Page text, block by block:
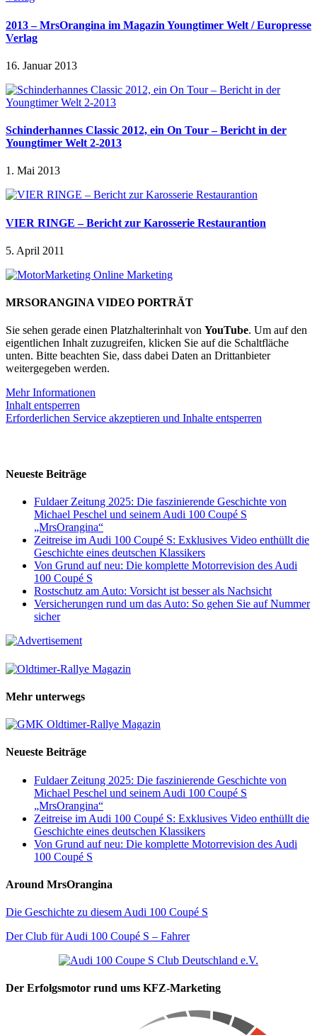
2013 – MrsOrangina im Magazin Youngtimer Welt / Europresse
Verlag
16. Januar 2013
Schinderhannes Classic 2012, ein On Tour – Bericht in der
Youngtimer Welt 2-2013
1. Mai 2013
VIER RINGE – Bericht zur Karosserie Restaurantion
5. April 2011
MRSORANGINA VIDEO PORTRÄT
Sie sehen gerade einen Platzhalterinhalt von YouTube. Um auf den
eigentlichen Inhalt zuzugreifen, klicken Sie auf die Schaltfläche
unten. Bitte beachten Sie, dass dabei Daten an Drittanbieter
weitergegeben werden.
Mehr Informationen
Inhalt entsperren
Erforderlichen Service akzeptieren und Inhalte entsperren
Neueste Beiträge
Fuldaer Zeitung 2025: Die faszinierende Geschichte von
Michael Peschel und seinem Audi 100 Coupé S
„MrsOrangina“
Zeitreise im Audi 100 Coupé S: Exklusives Video enthüllt die
Geschichte eines deutschen Klassikers
Von Grund auf neu: Die komplette Motorrevision des Audi
100 Coupé S
Rostschutz am Auto: Vorsicht ist besser als Nachsicht
Versicherungen rund um das Auto: So gehen Sie auf Nummer
sicher
Mehr unterwegs
Neueste Beiträge
Fuldaer Zeitung 2025: Die faszinierende Geschichte von
Michael Peschel und seinem Audi 100 Coupé S
„MrsOrangina“
Zeitreise im Audi 100 Coupé S: Exklusives Video enthüllt die
Geschichte eines deutschen Klassikers
Von Grund auf neu: Die komplette Motorrevision des Audi
100 Coupé S
Around MrsOrangina
Die Geschichte zu diesem Audi 100 Coupé S
Der Club für Audi 100 Coupé S – Fahrer
Der Erfolgsmotor rund ums KFZ-Marketing